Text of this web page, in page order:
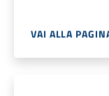
VAI ALLA